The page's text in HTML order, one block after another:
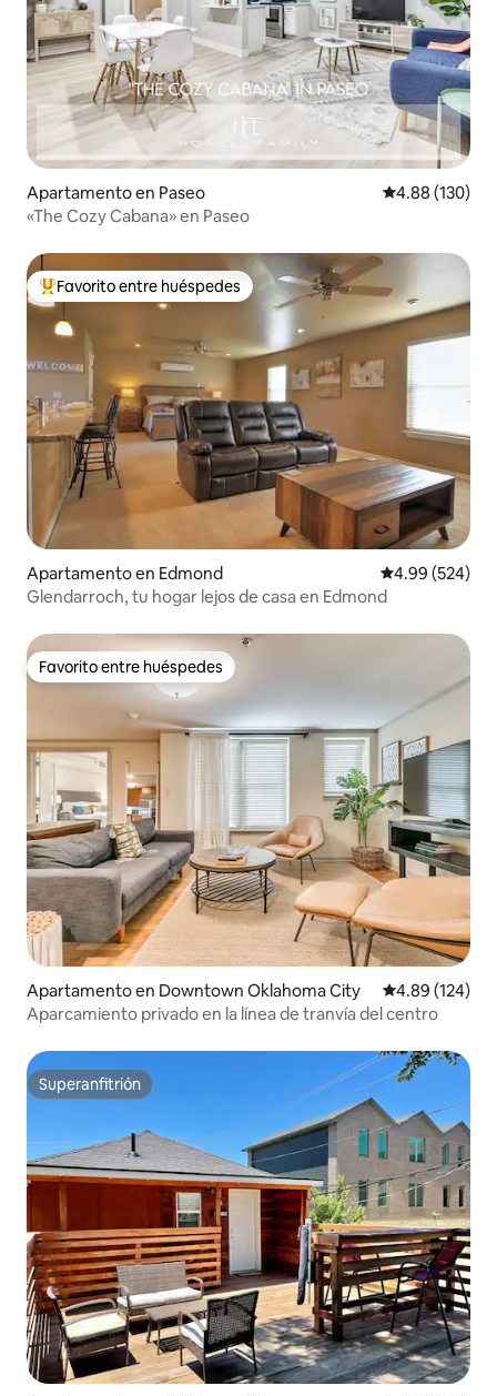
Apartamento en Paseo Calificación
4.88 (130)
«The Cozy Cabana» en Paseo
Favorito entre huéspedes preferido
Favorito entre huéspedes
Apartamento en Edmond Calificación
4.99 (524)
Glendarroch, tu hogar lejos de casa en Edmond
Favorito entre huéspedes
Favorito entre huéspedes
Apartamento en Downtown Oklahoma City Calificación
4.89 (124)
Aparcamiento privado en la línea de tranvía del centro
Superanfitrión
Superanfitrión